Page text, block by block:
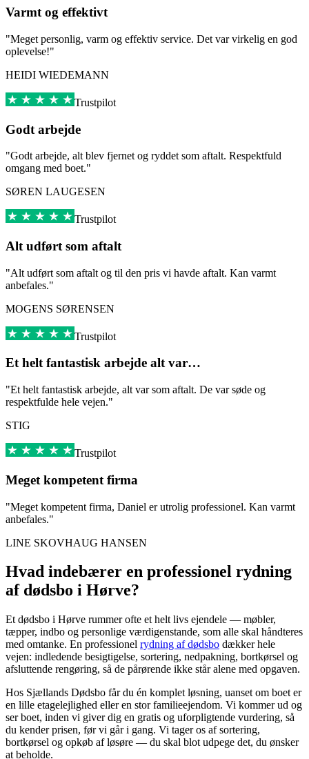
Varmt og effektivt
"Meget personlig, varm og effektiv service. Det var virkelig en god
oplevelse!"
HEIDI WIEDEMANN
Trustpilot
Godt arbejde
"Godt arbejde, alt blev fjernet og ryddet som aftalt. Respektfuld
omgang med boet."
SØREN LAUGESEN
Trustpilot
Alt udført som aftalt
"Alt udført som aftalt og til den pris vi havde aftalt. Kan varmt
anbefales."
MOGENS SØRENSEN
Trustpilot
Et helt fantastisk arbejde alt var…
"Et helt fantastisk arbejde, alt var som aftalt. De var søde og
respektfulde hele vejen."
STIG
Trustpilot
Meget kompetent firma
"Meget kompetent firma, Daniel er utrolig professionel. Kan varmt
anbefales."
LINE SKOVHAUG HANSEN
Hvad indebærer en professionel rydning
af dødsbo i Hørve?
Et dødsbo i Hørve rummer ofte et helt livs ejendele — møbler,
tæpper, indbo og personlige værdigenstande, som alle skal håndteres
med omtanke. En professionel rydning af dødsbo dækker hele
vejen: indledende besigtigelse, sortering, nedpakning, bortkørsel og
afsluttende rengøring, så de pårørende ikke står alene med opgaven.
Hos Sjællands Dødsbo får du én komplet løsning, uanset om boet er
en lille etagelejlighed eller en stor familieejendom. Vi kommer ud og
ser boet, inden vi giver dig en gratis og uforpligtende vurdering, så
du kender prisen, før vi går i gang. Vi tager os af sortering,
bortkørsel og opkøb af løsøre — du skal blot udpege det, du ønsker
at beholde.